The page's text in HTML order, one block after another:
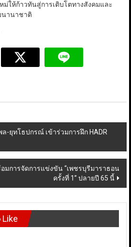
ให้ก้าวทันสู่การเติบโตทางสังคมและ
นานาชาติ
ล-ยุทโธปกรณ์ เข้าร่วมการฝึก HADR
มการจัดการแข่งขัน “เพชรบุรีมาราธอน
ครั้งที่ 1” ปลายปี 65 นี้
Like